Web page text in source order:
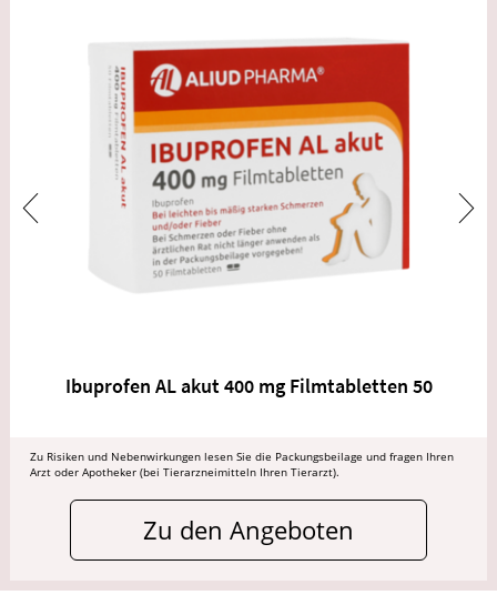
Ibuprofen AL akut 400 mg Filmtabletten 50
Zu Risiken und Nebenwirkungen lesen Sie die Packungsbeilage und fragen Ihren
Arzt oder Apotheker (bei Tierarzneimitteln Ihren Tierarzt).
Zu den Angeboten